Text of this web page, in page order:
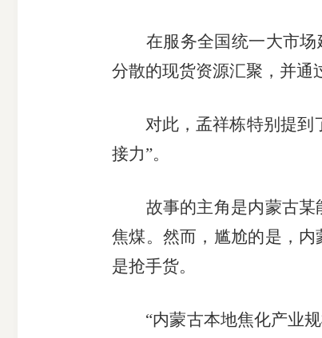
在服务全国统一大市场建
分散的现货资源汇聚，并通
对此，孟祥栋特别提到了
接力”。
故事的主角是内蒙古某能
焦煤。然而，尴尬的是，
是抢手货。
“内蒙古本地焦化产业规